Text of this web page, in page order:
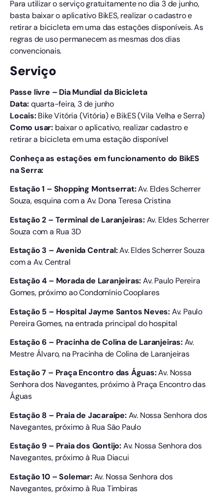
Para utilizar o serviço gratuitamente no dia 3 de junho,
basta baixar o aplicativo BikES, realizar o cadastro e
retirar a bicicleta em uma das estações disponíveis. As
regras de uso permanecem as mesmas dos dias
convencionais.
Serviço
Passe livre – Dia Mundial da Bicicleta
Data:quarta-feira, 3 de junho
Locais:Bike Vitória (Vitória) e BikES (Vila Velha e Serra)
Como usar: baixar o aplicativo, realizar cadastro e
retirar a bicicleta em uma estação disponível
Conheça as estações em funcionamento do BikES
na Serra:
Estação 1 – Shopping Montserrat:Av. Eldes Scherrer
Souza, esquina com a Av. Dona Teresa Cristina
Estação 2 – Terminal de Laranjeiras:Av. Eldes Scherrer
Souza com a Rua 3D
Estação 3 – Avenida Central:Av. Eldes Scherrer Souza
com a Av. Central
Estação 4 – Morada de Laranjeiras:Av. Paulo Pereira
Gomes, próximo ao Condomínio Cooplares
Estação 5 – Hospital Jayme Santos Neves:Av. Paulo
Pereira Gomes, na entrada principal do hospital
Estação 6 – Pracinha de Colina de Laranjeiras:Av.
Mestre Álvaro, na Pracinha de Colina de Laranjeiras
Estação 7 – Praça Encontro das Águas:Av. Nossa
Senhora dos Navegantes, próximo à Praça Encontro das
Águas
Estação 8 – Praia de Jacaraípe:Av. Nossa Senhora dos
Navegantes, próximo à Rua São Paulo
Estação 9 – Praia dos Gontijo:Av. Nossa Senhora dos
Navegantes, próximo à Rua Diacui
Estação 10 – Solemar:Av. Nossa Senhora dos
Navegantes, próximo à Rua Timbiras